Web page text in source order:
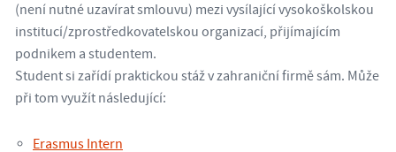
(není nutné uzavírat smlouvu) mezi vysílající vysokoškolskou
institucí/zprostředkovatelskou organizací, přijímajícím
podnikem a studentem.
Student si zařídí praktickou stáž v zahraniční firmě sám. Může
při tom využít následující:
Erasmus Intern